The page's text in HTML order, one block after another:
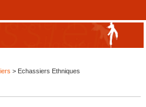
> Echassiers Ethniques